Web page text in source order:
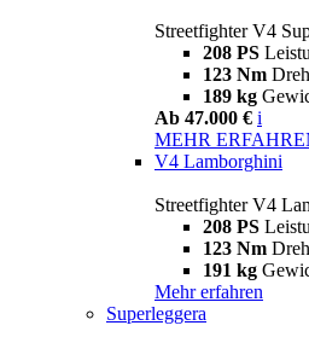
Streetfighter V4
208 PS
123 Nm
189 kg
Ab 47.000 € i
MEHR
V4 Lamborghini
Streetfighter V4
208 PS
123 Nm
191 kg
Mehr erfahren
Superleggera